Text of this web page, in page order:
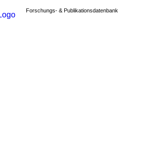
Forschungs- & Publikationsdatenbank